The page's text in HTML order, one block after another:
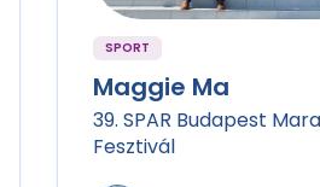
SPORT
Maggie Ma
39. SPAR Budapest
Fesztivál